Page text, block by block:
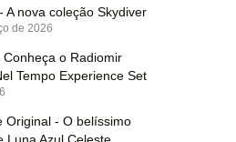
A nova coleção Skydiver
de 2026
Conheça o Radiomir
Tempo Experience Set
Original - O belíssimo
Luna Azul Celeste